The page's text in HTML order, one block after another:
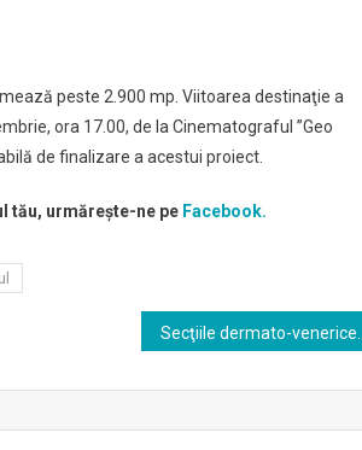
peste 2.900 mp. Viitoarea destinaţie a
ora 17.00, de la Cinematograful ”Geo
de finalizare a acestui proiect.
tău, urmărește-ne pe Facebook.